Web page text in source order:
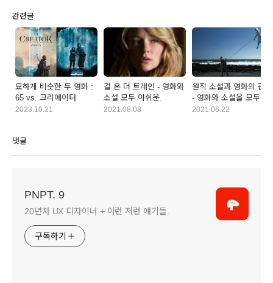
관련글
묘하게 비슷한 두 영화 :
65 vs. 크리에이터
2023.10.21
걸 온 더 트레인 - 영화와
소설 모두 아쉬운.
2021.08.08
원작 소설과 영화의 관계
- 영화와 소설을 모두
보는 게 좋은 걸까?
2021.06.22
댓글
PNPT. 9
20년차 UX 디자이너 + 이런 저런 얘기들.
구독하기